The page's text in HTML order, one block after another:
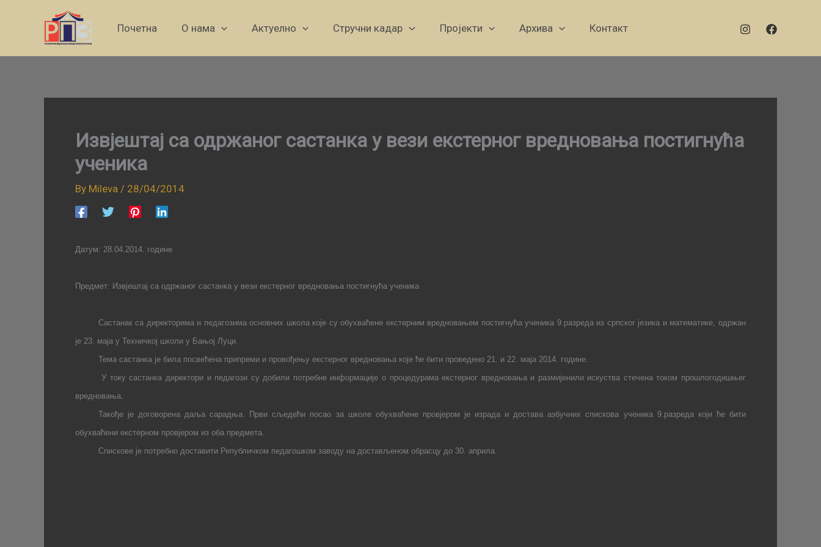
Почетна О нама Актуелно Стручни кадар Пројекти Архива Контакт
Извјештај са одржаног састанка у вези екстерног вредновања постигнућа
ученика
By Mileva / 28/04/2014
Датум: 28.04.2014. године
Предмет: Извјештај са одржаног састанка у вези екстерног вредновања постигнућа ученика
Састанак са директорима и педагозима основних школа које су обухваћене екстерним вредновањем постигнућа ученика 9.разреда из српског језика и математике, одржан
је 23. маја у Техничкој школи у Бањој Луци.
Тема састанка је била посвећена припреми и провођењу екстерног вредновања које ће бити проведено 21. и 22. маја 2014. године.
У току састанка директори и педагози су добили потребне информације о процедурама екстерног вредновања и размијенили искуства стечена током прошлогодишњег
вредновања.
Такође је договорена даља сарадња. Први сљедећи посао за школе обухваћене провјером је израда и достава азбучних спискова ученика 9.разреда који ће бити
обухваћени екстерном провјером из оба предмета.
Спискове је потребно доставити Републичком педагошком заводу на достављеном обрасцу до 30. априла.